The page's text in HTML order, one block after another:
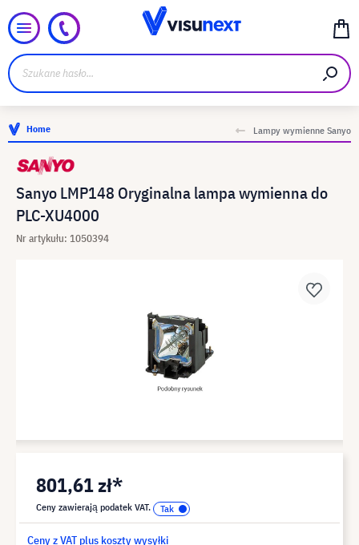
Home Lampy wymienne Sanyo
Sanyo LMP148 Oryginalna lampa wymienna do
PLC-XU4000
Nr artykułu: 1050394
801,61 zł*
Ceny zawierają podatek VAT.
Ceny z VAT plus koszty wysyłki